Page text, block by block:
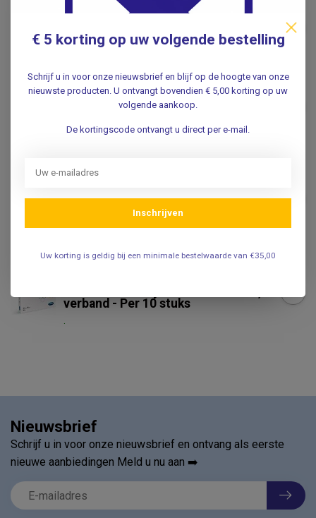
Omnistrips wondhechtstrips
.
Hydrofilm® Steriel.
Transparant en waterdichte
wondfolie - 10 stuks -
BD
Veiligheidsnaald compleet
.
€57,95
verband - Per 10 stuks
.
Nieuwsbrief
Schrijf u in voor onze nieuwsbrief en ontvang als eerste
nieuwe aanbiedingen Meld u nu aan ➡️
€ 5 korting op uw volgende bestelling
Schrijf u in voor onze nieuwsbrief en blijf op de hoogte van onze
nieuwste producten. U ontvangt bovendien € 5,00 korting op uw
volgende aankoop.
De kortingscode ontvangt u direct per e-mail.
Inschrijven
Uw korting is geldig bij een minimale bestelwaarde van €35,00